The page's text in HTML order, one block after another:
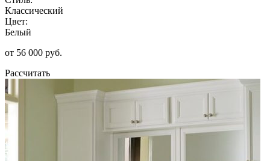
Классический
Цвет:
Белый
от 56 000 руб.
Рассчитать